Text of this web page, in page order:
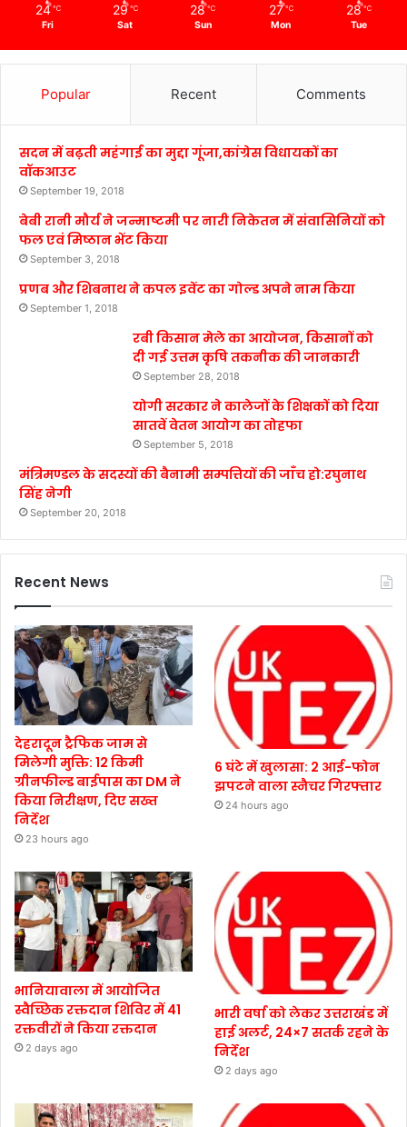
24 ℃
Fri
29 ℃
Sat
28 ℃
Sun
27 ℃
Mon
28 ℃
Tue
Popular Recent Comments
सदन में बढ़ती महंगाई का मुद्दा गूंजा,कांग्रेस विधायकों का
वॉकआउट
September 19, 2018
बेबी रानी मौर्य ने जन्माष्टमी पर नारी निकेतन में संवासिनियों को
फल एवं मिष्ठान भेंट किया
September 3, 2018
प्रणब और शिबनाथ ने कपल इवेंट का गोल्ड अपने नाम किया
September 1, 2018
रबी किसान मेले का आयोजन, किसानों को
दी गई उत्तम कृषि तकनीक की जानकारी
September 28, 2018
योगी सरकार ने कालेजों के शिक्षकों को दिया
सातवें वेतन आयोग का तोहफा
September 5, 2018
मंत्रिमण्डल के सदस्यों की बैनामी सम्पत्तियों की जाँच हो:रघुनाथ
सिंह नेगी
September 20, 2018
Recent News
देहरादून ट्रैफिक जाम से
मिलेगी मुक्ति: 12 किमी
ग्रीनफील्ड बाईपास का DM ने
किया निरीक्षण, दिए सख्त
निर्देश
23 hours ago
6 घंटे में खुलासा: 2 आई-फोन
झपटने वाला स्नैचर गिरफ्तार
24 hours ago
भानियावाला में आयोजित
स्वैच्छिक रक्तदान शिविर में 41
रक्तवीरों ने किया रक्तदान
2 days ago
भारी वर्षा को लेकर उत्तराखंड में
हाई अलर्ट, 24×7 सतर्क रहने के
निर्देश
2 days ago